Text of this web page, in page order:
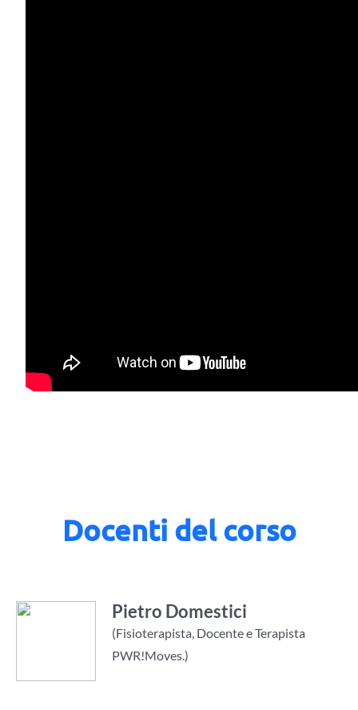
Docenti del corso
Pietro Domestici
(Fisioterapista, Docente e Terapista
PWR!Moves.)